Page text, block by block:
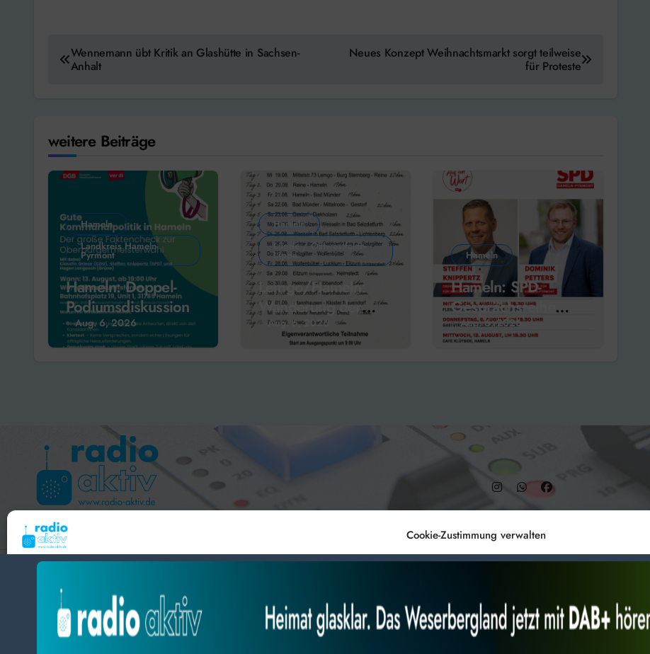
Cookie-Zustimmung verwalten
zustimmst, können wir Daten wie das Surfverhalten oder eindeutige IDs auf dieser Website
verarbeiten. Wenn du deine Zustimmung nicht erteilst oder zurückziehst, können bestimmte Merkmale
und Funktionen beeinträchtigt werden.
Beitragsnavigation
Wennemann übt Kritik an Glashütte in Sachsen-
Anhalt
Neues Konzept Weihnachtsmarkt sorgt teilweise
für Proteste
weitere Beiträge
Hameln
Landkreis Hameln-
Pyrmont
Hameln: Doppel-
Podiumsdiskussion
Aug. 6, 2026
Hameln
Lügde / Ostwestfalen-
Lippe
Lemgo/Hameln:
Wanderung der
Initiave „Omas
gegen Rechts“
Aug. 6, 2026
Hameln
Hameln: SPD-
Gesprächsreihe
„Auf ein Wort“
Aug. 6, 2026
Hameln 99.3 – Bad Pyrmont 94.8 – Bad Münder 107.2 – DAB+ 9C
BlogDatabyThemeansar.